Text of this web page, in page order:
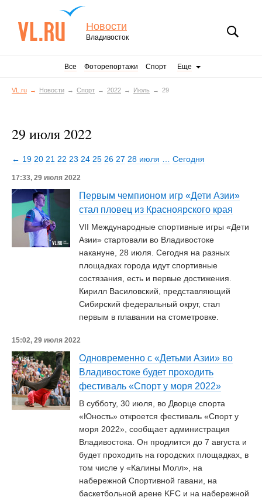
Новости
Владивосток
Все Фоторепортажи Спорт Еще
VL.ru Новости Спорт 2022 Июль 29
29 июля 2022
← 19 20 21 22 23 24 25 26 27 28 июля Сегодня
17:33, 29 июля 2022
Первым чемпионом игр «Дети Азии»
стал пловец из Красноярского края
VII Международные спортивные игры «Дети
Азии» стартовали во Владивостоке
накануне, 28 июля. Сегодня на разных
площадках города идут спортивные
состязания, есть и первые достижения.
Кирилл Василовский, представляющий
Сибирский федеральный округ, стал
первым в плавании на стометровке.
15:02, 29 июля 2022
Одновременно с «Детьми Азии» во
Владивостоке будет проходить
фестиваль «Спорт у моря 2022»
В субботу, 30 июля, во Дворце спорта
«Юность» откроется фестиваль «Спорт у
моря 2022», сообщает администрация
Владивостока. Он продлится до 7 августа и
будет проходить на городских площадках, в
том числе у «Калины Молл», на
набережной Спортивной гавани, на
баскетбольной арене KFC и на набережной